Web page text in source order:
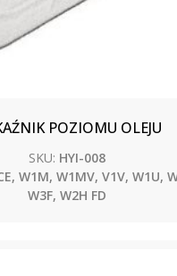
POZIOMU OLEJU
SKU: HYI-008
W1M, W1MV, V1V, W1U,
W3F, W2H FD